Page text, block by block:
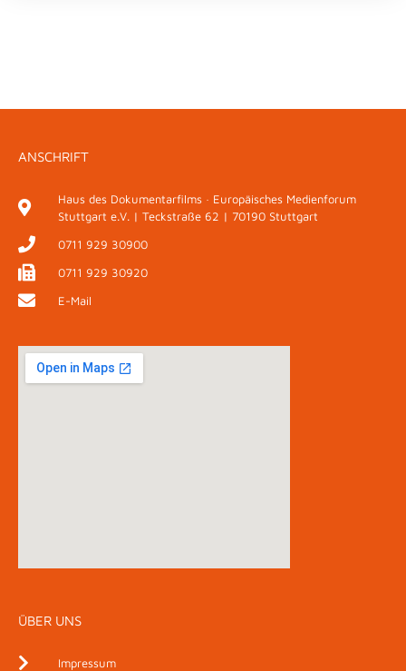
ANSCHRIFT
Haus des Dokumentarfilms · Europäisches Medienforum
Stuttgart e.V. | Teckstraße 62 | 70190 Stuttgart
0711 929 30900
0711 929 30920
E-Mail
ÜBER UNS
Impressum